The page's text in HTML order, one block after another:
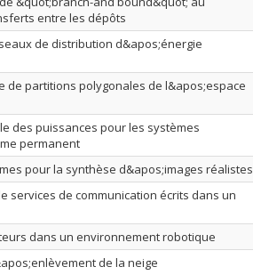
entre les dépôts
de distribution d&apos;énergie
de partitions polygonales de l&apos;espace
des puissances pour les systèmes
permanent
pour la synthèse d&apos;images réalistes
services de communication écrits dans un
dans un environnement robotique
de la neige